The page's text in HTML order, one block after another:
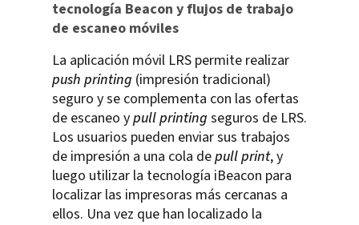
tecnología Beacon y flujos de trabajo
de escaneo móviles
La aplicación móvil LRS permite realizar
push printing (impresión tradicional)
seguro y se complementa con las ofertas
de escaneo ypull printing seguros de LRS.
Los usuarios pueden enviar sus trabajos
de impresión a una cola depull print, y
luego utilizar la tecnología iBeacon para
localizar las impresoras más cercanas a
ellos. Una vez que han localizado la